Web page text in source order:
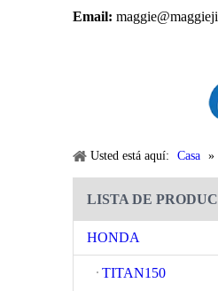
Email:
Usted está aquí: Casa »
LISTA DE
HONDA
TITAN150